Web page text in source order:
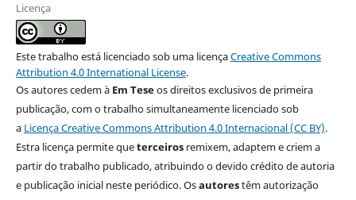
Licença
Este trabalho está licenciado sob uma licençaCreative Commons
Attribution 4.0 International License.
Os autores cedem à Em Teseos direitos exclusivos de primeira
publicação, com o trabalho simultaneamente licenciado sob
a Licença Creative Commons Attribution 4.0 Internacional (CC BY).
Estra licença permite queterceirosremixem, adaptem e criem a
partir do trabalho publicado, atribuindo o devido crédito de autoria
e publicação inicial neste periódico. Osautorestêm autorização